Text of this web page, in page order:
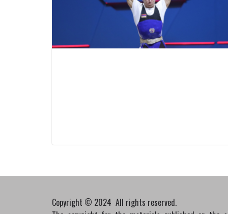
Copyright © 2024 All rights reserved.